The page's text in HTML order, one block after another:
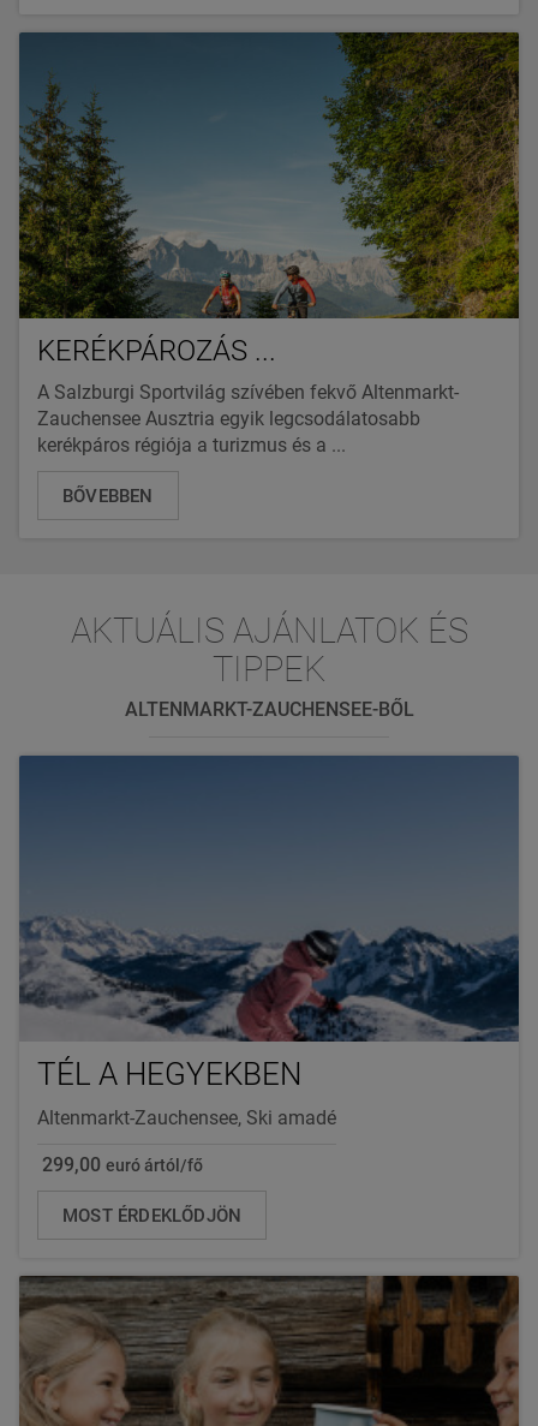
KERÉKPÁROZÁS ...
A Salzburgi Sportvilág szívében fekvő Altenmarkt-
Zauchensee Ausztria egyik legcsodálatosabb
kerékpáros régiója a turizmus és a ...
BŐVEBBEN
AKTUÁLIS AJÁNLATOK ÉS
TIPPEK
ALTENMARKT-ZAUCHENSEE-BŐL
TÉL A HEGYEKBEN
Altenmarkt-Zauchensee, Ski amadé
299,00 euró ártól/fő
MOST ÉRDEKLŐDJÖN